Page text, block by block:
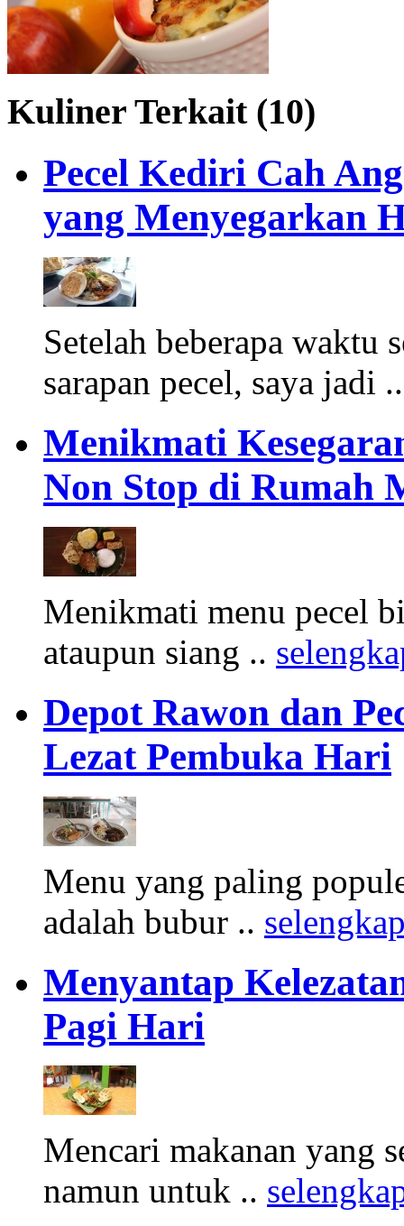
Kuliner Terkait (10)
Pecel Kediri Cah
yang Menyegarkan
Setelah beberapa waktu
sarapan pecel, saya jadi
Menikmati
Non Stop di Rumah
Menikmati menu pecel
ataupun siang ..
Depot Rawon dan
Lezat Pembuka Hari
Menu yang paling
adalah bubur ..
Menyantap
Pagi Hari
Mencari makanan yang
namun untuk ..